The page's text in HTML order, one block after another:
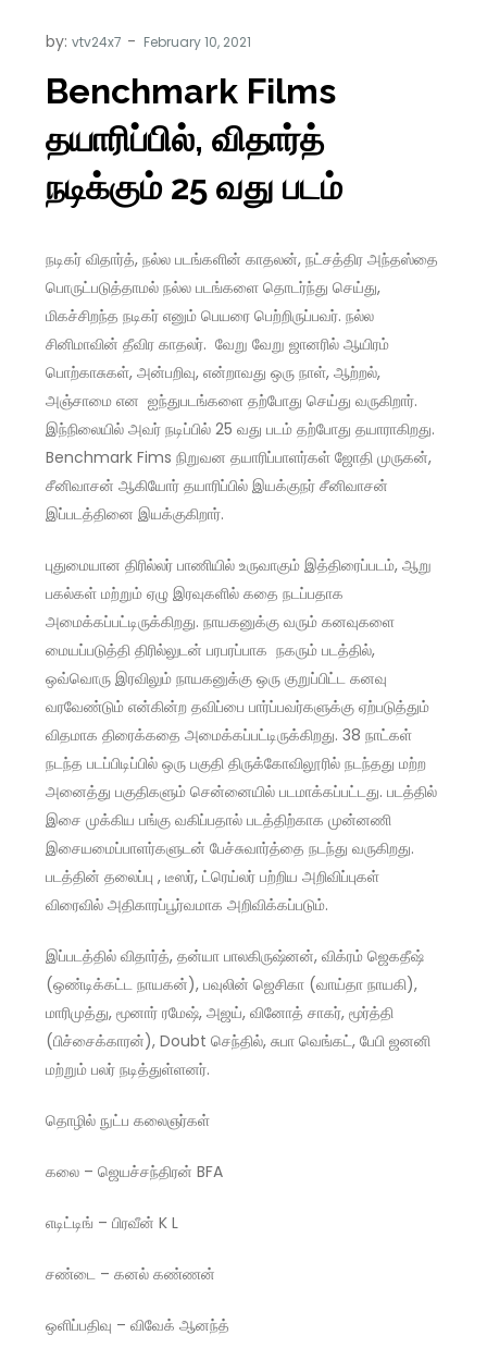
by:vtv24x7
Benchmark Films
தயாரிப்பில், விதார்த்
நடிக்கும் 25 வது படம்
நடிகர் விதார்த், நல்ல படங்களின் காதலன், நட்சத்திர அந்தஸ்தை
பொருட்படுத்தாமல் நல்ல படங்களை தொடர்ந்து செய்து,
மிகச்சிறந்த நடிகர் எனும் பெயரை பெற்றிருப்பவர். நல்ல
சினிமாவின் தீவிர காதலர். வேறு வேறு ஜானரில் ஆயிரம்
பொற்காசுகள், அன்பறிவு, என்றாவது ஒரு நாள், ஆற்றல்,
அஞ்சாமை என ஐந்துபடங்களை தற்போது செய்து வருகிறார்.
இந்நிலையில் அவர் நடிப்பில் 25 வது படம் தற்போது தயாராகிறது.
Benchmark Fims நிறுவன தயாரிப்பாளர்கள் ஜோதி முருகன்,
சீனிவாசன் ஆகியோர் தயாரிப்பில் இயக்குநர் சீனிவாசன்
இப்படத்தினை இயக்குகிறார்.
புதுமையான திரில்லர் பாணியில் உருவாகும் இத்திரைப்படம், ஆறு
பகல்கள் மற்றும் ஏழு இரவுகளில் கதை நடப்பதாக
அமைக்கப்பட்டிருக்கிறது. நாயகனுக்கு வரும் கனவுகளை
மையப்படுத்தி திரில்லுடன் பரபரப்பாக நகரும் படத்தில்,
ஒவ்வொரு இரவிலும் நாயகனுக்கு ஒரு குறுப்பிட்ட கனவு
வரவேண்டும் என்கின்ற தவிப்பை பார்ப்பவர்களுக்கு ஏற்படுத்தும்
விதமாக திரைக்கதை அமைக்கப்பட்டிருக்கிறது. 38 நாட்கள்
நடந்த படப்பிடிப்பில் ஒரு பகுதி திருக்கோவிலூரில் நடந்தது மற்ற
அனைத்து பகுதிகளும் சென்னையில் படமாக்கப்பட்டது. படத்தில்
இசை முக்கிய பங்கு வகிப்பதால் படத்திற்காக முன்னணி
இசையமைப்பாளர்களுடன் பேச்சுவார்த்தை நடந்து வருகிறது.
படத்தின் தலைப்பு , டீஸர், ட்ரெய்லர் பற்றிய அறிவிப்புகள்
விரைவில் அதிகாரப்பூர்வமாக அறிவிக்கப்படும்.
இப்படத்தில் விதார்த், தன்யா பாலகிருஷ்னன், விக்ரம் ஜெகதீஷ்
(ஒண்டிக்கட்ட நாயகன்), பவுலின் ஜெசிகா (வாய்தா நாயகி),
மாரிமுத்து, மூனார் ரமேஷ், அஜய், வினோத் சாகர், மூர்த்தி
(பிச்சைக்காரன்), Doubt செந்தில், சுபா வெங்கட், பேபி ஜனனி
மற்றும் பலர் நடித்துள்ளனர்.
தொழில் நுட்ப கலைஞர்கள்
கலை – ஜெயச்சந்திரன் BFA
எடிட்டிங் – பிரவீன் K L
சண்டை – கனல் கண்ணன்
ஒளிப்பதிவு – விவேக் ஆனந்த்